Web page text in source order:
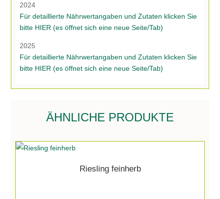
2024
Für detaillierte Nährwertangaben und Zutaten klicken Sie
bitte HIER (es öffnet sich eine neue Seite/Tab)
2025
Für detaillierte Nährwertangaben und Zutaten klicken Sie
bitte HIER (es öffnet sich eine neue Seite/Tab)
ÄHNLICHE PRODUKTE
Riesling feinherb